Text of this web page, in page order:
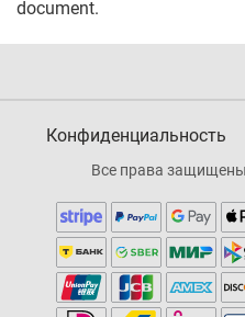
document.
Конфиденциальность
Все права